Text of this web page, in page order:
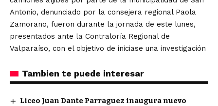
Antonio, denunciado por la consejera regional Paola
Zamorano, fueron durante la jornada de este lunes,
presentados ante la Contraloría Regional de
Valparaíso, con el objetivo de iniciase una investigación
Tambien te puede interesar
Liceo Juan Dante Parraguez inaugura nuevo